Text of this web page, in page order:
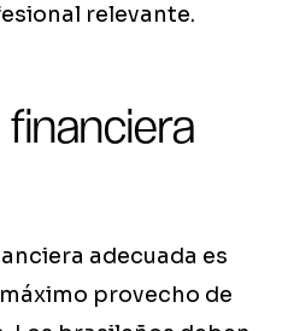
relevante.
adecuada es
provecho de